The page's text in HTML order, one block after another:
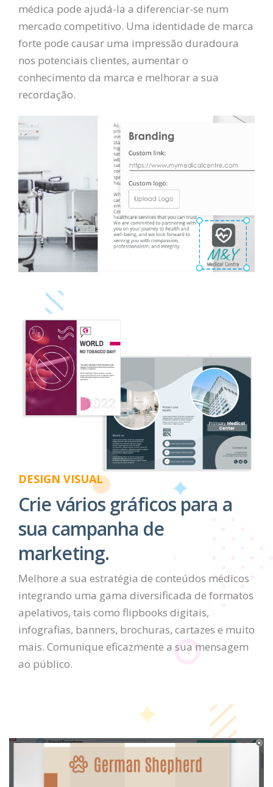
médica pode ajudá-la a diferenciar-se num
mercado competitivo. Uma identidade de marca
forte pode causar uma impressão duradoura
nos potenciais clientes, aumentar o
conhecimento da marca e melhorar a sua
recordação.
DESIGN VISUAL
Crie vários gráficos para a
sua campanha de
marketing.
Melhore a sua estratégia de conteúdos médicos
integrando uma gama diversificada de formatos
apelativos, tais como flipbooks digitais,
infografias, banners, brochuras, cartazes e muito
mais. Comunique eficazmente a sua mensagem
ao público.